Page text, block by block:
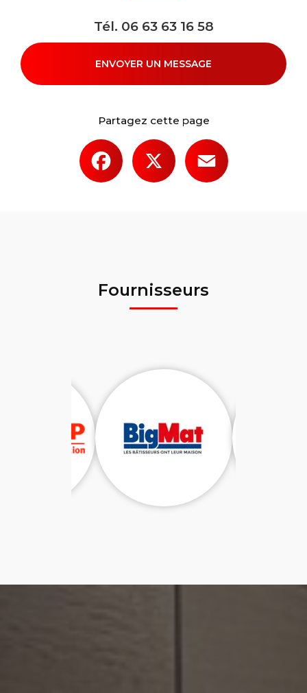
Tél. 06 63 63 16 58
ENVOYER UN MESSAGE
Partagez cette page
Facebook
Fournisseurs